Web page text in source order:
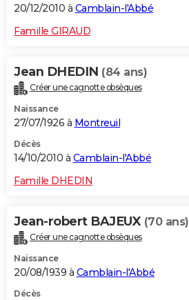
20/12/2010 à Camblain-l'Abbé
Famille GIRAUD
Jean DHEDIN (84 ans)
Créer une cagnotte obsèques
Naissance
27/07/1926 à Montreuil
Décès
14/10/2010 à Camblain-l'Abbé
Famille DHEDIN
Jean-robert BAJEUX (70 ans)
Créer une cagnotte obsèques
Naissance
20/08/1939 à Camblain-l'Abbé
Décès